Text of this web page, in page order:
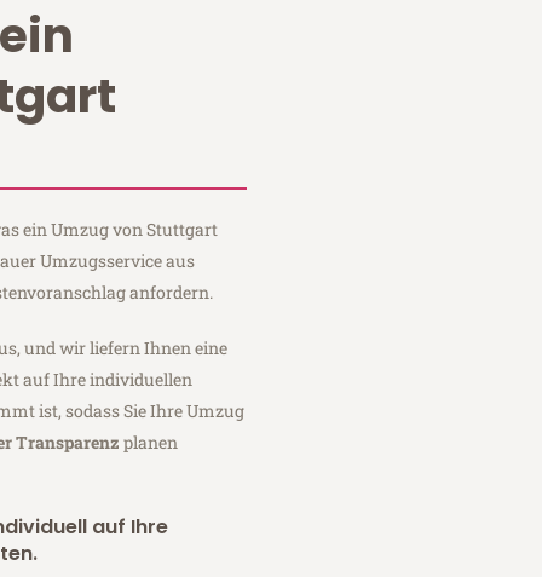
ein Umzug von Stuttgart
Umzugsservice aus
anfordern.
und wir liefern Ihnen eine
auf Ihre individuellen
ist, sodass Sie Ihre Umzug
Transparenz planen
auf Ihre